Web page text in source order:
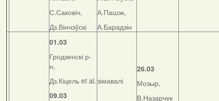
С.Саковіч,
Дз.Вінчэўскі
А.Пашэк,
А.Барадзін
01.03
Гродзенскі р-
н,
Дз.Кіцель et al.
09.03
зімавалі
26.03
Мозыр,
В.Назарчук